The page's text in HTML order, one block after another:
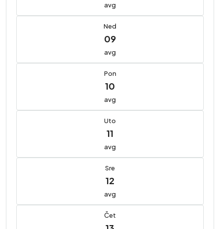
avg
Ned
09
avg
Pon
10
avg
Uto
11
avg
Sre
12
avg
Čet